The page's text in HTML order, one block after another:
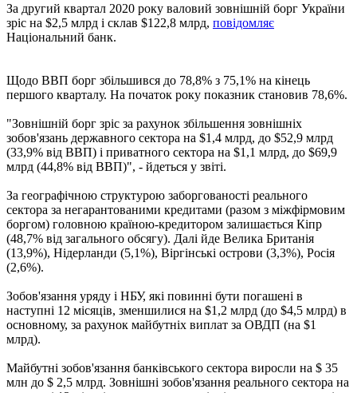
За другий квартал 2020 року валовий зовнішній борг України
зріс на $2,5 млрд і склав $122,8 млрд, повідомляє
Національний банк.
Щодо ВВП борг збільшився до 78,8% з 75,1% на кінець
першого кварталу. На початок року показник становив 78,6%.
"Зовнішній борг зріс за рахунок збільшення зовнішніх
зобов'язань державного сектора на $1,4 млрд, до $52,9 млрд
(33,9% від ВВП) і приватного сектора на $1,1 млрд, до $69,9
млрд (44,8% від ВВП)", - йдеться у звіті.
За географічною структурою заборгованості реального
сектора за негарантованими кредитами (разом з міжфірмовим
боргом) головною країною-кредитором залишається Кіпр
(48,7% від загального обсягу). Далі йде Велика Британія
(13,9%), Нідерланди (5,1%), Віргінські острови (3,3%), Росія
(2,6%).
Зобов'язання уряду і НБУ, які повинні бути погашені в
наступні 12 місяців, зменшилися на $1,2 млрд (до $4,5 млрд) в
основному, за рахунок майбутніх виплат за ОВДП (на $1
млрд).
Майбутні зобов'язання банківського сектора виросли на $ 35
млн до $ 2,5 млрд. Зовнішні зобов'язання реального сектора на